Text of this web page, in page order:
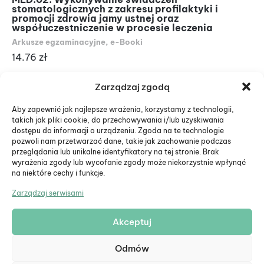
Zarządzaj zgodą
Aby zapewnić jak najlepsze wrażenia, korzystamy z technologii,
takich jak pliki cookie, do przechowywania i/lub uzyskiwania
dostępu do informacji o urządzeniu. Zgoda na te technologie
pozwoli nam przetwarzać dane, takie jak zachowanie podczas
przeglądania lub unikalne identyfikatory na tej stronie. Brak
wyrażenia zgody lub wycofanie zgody może niekorzystnie wpłynąć
na niektóre cechy i funkcje.
Zarządzaj serwisami
Akceptuj
Odmów
stomatologicznych z zakresu profilaktyki i
promocji zdrowia jamy ustnej oraz
współuczestniczenie w procesie leczenia
Arkusze egzaminacyjne, e-Booki
14.76 zł
© Eduiko. Wszystkie prawa zastrzeżone.